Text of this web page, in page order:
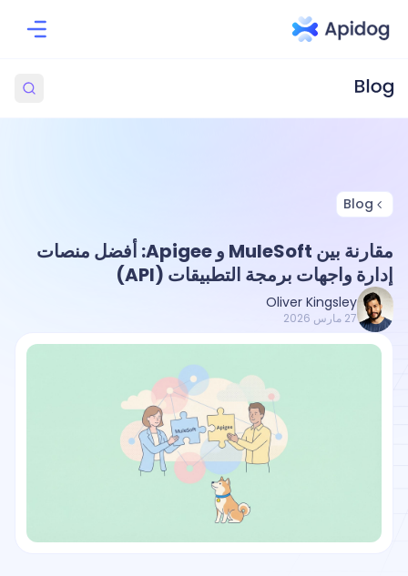
Blog
مقارنة بين MuleSoft و Apigee: أفضل منصات
إدارة واجهات برمجة التطبيقات (API)
Oliver Kingsley
27 مارس 2026